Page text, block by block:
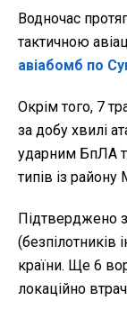
Водночас
тактичною
авіабомб по
Окрім того, 7
за добу хвилі
ударним БпЛА
типів із
Підтверджено
(безпілотників
країни. Ще 6
локаційно